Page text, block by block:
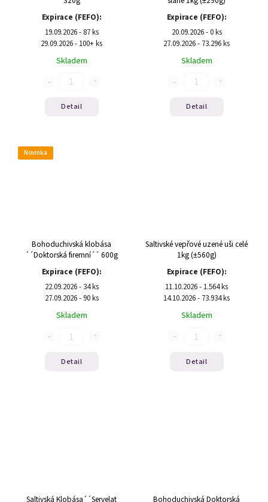
Expirace (FEFO):
19.09.2026 - 87 ks
29.09.2026 - 100+ ks
Skladem
Detail
Expirace (FEFO):
20.09.2026 - 0 ks
27.09.2026 - 73.296 ks
Skladem
Detail
Novinka
Bohoduchivská klobása
´´Doktorská firemní´´ 600g
Expirace (FEFO):
22.09.2026 - 34 ks
27.09.2026 - 90 ks
Skladem
Detail
Saltivské vepřové uzené uši celé
1kg (±560g)
Expirace (FEFO):
11.10.2026 - 1.564 ks
14.10.2026 - 73.934 ks
Skladem
Detail
Saltivská Klobása´´Servelat
Bohoduchivská Doktorská